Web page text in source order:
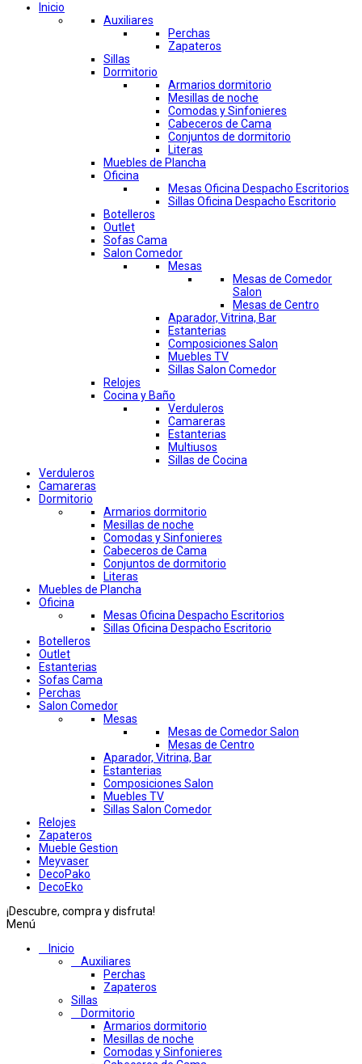
Inicio
Auxiliares
Perchas
Zapateros
Sillas
Dormitorio
Armarios dormitorio
Mesillas de noche
Comodas y Sinfonieres
Cabeceros de Cama
Conjuntos de dormitorio
Literas
Muebles de Plancha
Oficina
Mesas Oficina Despacho Escritorios
Sillas Oficina Despacho Escritorio
Botelleros
Outlet
Sofas Cama
Salon Comedor
Mesas
Mesas de Comedor
Salon
Mesas de Centro
Aparador, Vitrina, Bar
Estanterias
Composiciones Salon
Muebles TV
Sillas Salon Comedor
Relojes
Cocina y Baño
Verduleros
Camareras
Estanterias
Multiusos
Sillas de Cocina
Verduleros
Camareras
Dormitorio
Armarios dormitorio
Mesillas de noche
Comodas y Sinfonieres
Cabeceros de Cama
Conjuntos de dormitorio
Literas
Muebles de Plancha
Oficina
Mesas Oficina Despacho Escritorios
Sillas Oficina Despacho Escritorio
Botelleros
Outlet
Estanterias
Sofas Cama
Perchas
Salon Comedor
Mesas
Mesas de Comedor Salon
Mesas de Centro
Aparador, Vitrina, Bar
Estanterias
Composiciones Salon
Muebles TV
Sillas Salon Comedor
Relojes
Zapateros
Mueble Gestion
Meyvaser
DecoPako
DecoEko
¡Descubre, compra y disfruta!
Menú
Inicio
Auxiliares
Perchas
Zapateros
Sillas
Dormitorio
Armarios dormitorio
Mesillas de noche
Comodas y Sinfonieres